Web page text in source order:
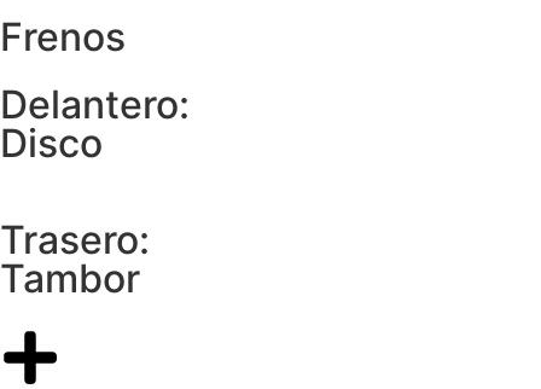
Frenos
Delantero:
Disco
Trasero:
Tambor